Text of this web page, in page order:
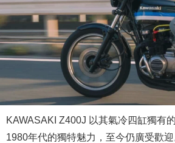
KAWASAKI Z400J 以其氣冷四缸獨有
1980年代的獨特魅力，至今仍廣受歡迎